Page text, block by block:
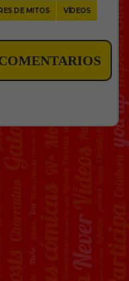
DE MITOS VÍDEOS